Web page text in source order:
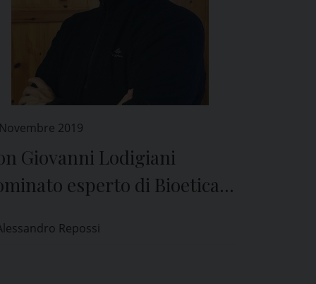
2019
Giovanni Lodigiani
esperto di Bioetica
Repossi